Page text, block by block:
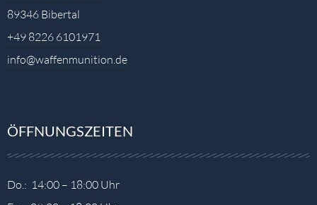
89346 Bibertal
+49 8226 6101971
info@waffenmunition.de
ÖFFNUNGSZEITEN
Do.: 14:00 – 18:00 Uhr